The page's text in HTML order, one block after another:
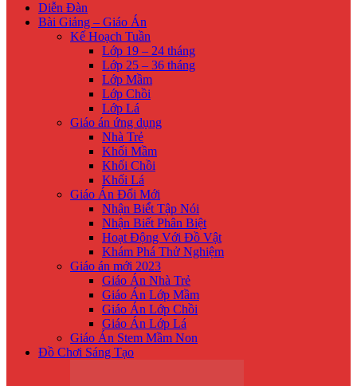
Diễn Đàn
Bài Giảng – Giáo Án
Kế Hoạch Tuần
Lớp 19 – 24 tháng
Lớp 25 – 36 tháng
Lớp Mầm
Lớp Chồi
Lớp Lá
Giáo án ứng dụng
Nhà Trẻ
Khối Mầm
Khối Chồi
Khối Lá
Giáo Án Đổi Mới
Nhận Biế́t Tập Nói
Nhận Biết Phân Biệt
Hoạt Động Với Đồ Vật
Khám Phá Thử Nghiệm
Giáo án mới 2023
Giáo Án Nhà Trẻ
Giáo Án Lớp Mầm
Giáo Án Lớp Chồi
Giáo Án Lớp Lá
Giáo Án Stem Mầm Non
Đồ Chơi Sáng Tạo